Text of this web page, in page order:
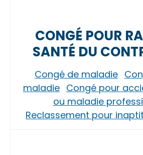
CONGÉ POUR
SANTÉ DU
Congé de maladie
maladie Congé pour
ou maladie
Reclassement pour